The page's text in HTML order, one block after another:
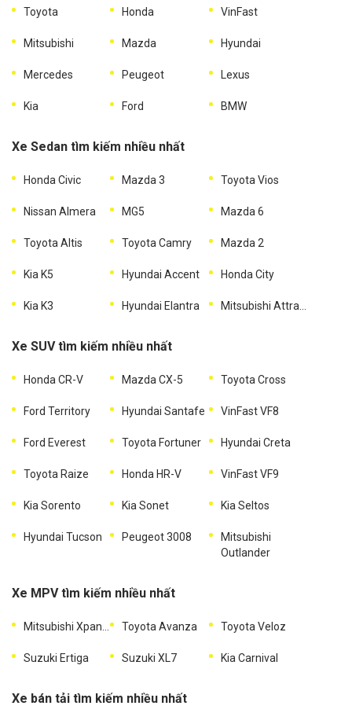
Toyota Honda VinFast
Mitsubishi Mazda Hyundai
Mercedes Peugeot Lexus
Kia Ford BMW
Xe Sedan tìm kiếm nhiều nhất
Honda Civic Mazda 3 Toyota Vios
Nissan Almera MG5 Mazda 6
Toyota Altis Toyota Camry Mazda 2
Kia K5 Hyundai Accent Honda City
Kia K3 Hyundai Elantra
Xe SUV tìm kiếm nhiều nhất
Honda CR-V Mazda CX-5 Toyota Cross
Ford Territory Hyundai Santafe VinFast VF8
Ford Everest Toyota Fortuner Hyundai Creta
Toyota Raize Honda HR-V VinFast VF9
Kia Sorento Kia Sonet Kia Seltos
Hyundai Tucson Peugeot 3008
Mitsubishi
Outlander
Xe MPV tìm kiếm nhiều nhất
Toyota Avanza Toyota Veloz
Suzuki Ertiga Suzuki XL7 Kia Carnival
Xe bán tải tìm kiếm nhiều nhất